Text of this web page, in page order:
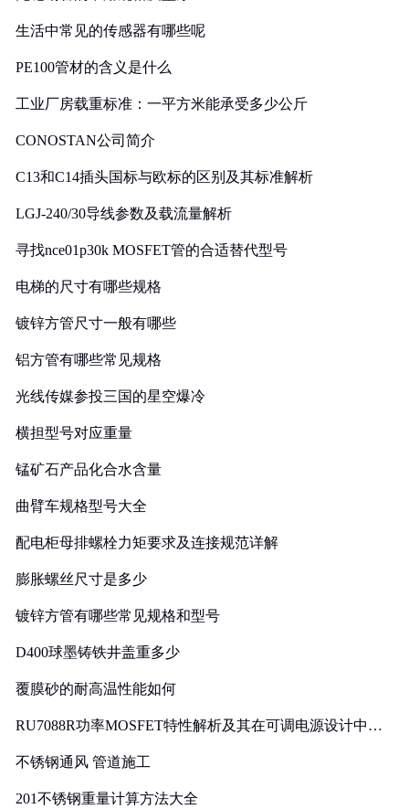
生活中常见的传感器有哪些呢
PE100管材的含义是什么
工业厂房载重标准：一平方米能承受多少公斤
CONOSTAN公司简介
C13和C14插头国标与欧标的区别及其标准解析
LGJ-240/30导线参数及载流量解析
寻找nce01p30k MOSFET管的合适替代型号
电梯的尺寸有哪些规格
镀锌方管尺寸一般有哪些
铝方管有哪些常见规格
光线传媒参投三国的星空爆冷
横担型号对应重量
锰矿石产品化合水含量
曲臂车规格型号大全
配电柜母排螺栓力矩要求及连接规范详解
膨胀螺丝尺寸是多少
镀锌方管有哪些常见规格和型号
D400球墨铸铁井盖重多少
覆膜砂的耐高温性能如何
RU7088R功率MOSFET特性解析及其在可调电源设计中的
不锈钢通风 管道施工
201不锈钢重量计算方法大全